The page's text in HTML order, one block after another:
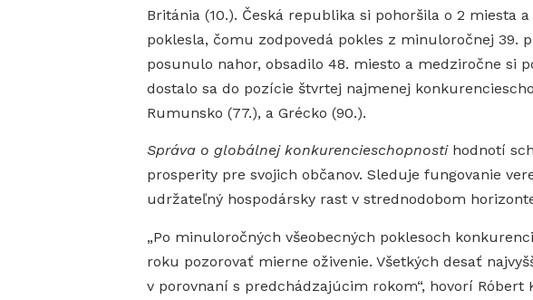
Británia (10.). Česká republika si pohoršila o 2 miesta
poklesla, čomu zodpovedá pokles z minuloročnej 39.
posunulo nahor, obsadilo 48. miesto a medziročne si
dostalo sa do pozície štvrtej najmenej
Rumunsko (77.), a Grécko (90.).
Správa o globálnej konkurencieschopnostihodnotí
prosperity pre svojich občanov. Sleduje fungovanie
udržateľný hospodársky rast v strednodobom
„Po minuloročných všeobecných poklesoch
roku pozorovať mierne oživenie. Všetkých desať
v porovnaní s predchádzajúcim rokom“, hovorí Róbert